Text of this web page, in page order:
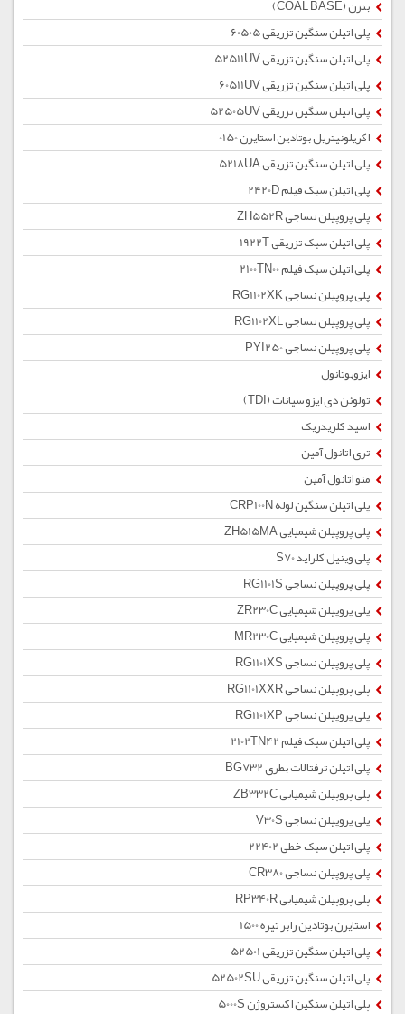
بنزن (COAL BASE)
پلی اتیلن سنگین تزریقی 60505
پلی اتیلن سنگین تزریقی 52511UV
پلی اتیلن سنگین تزریقی 60511UV
پلی اتیلن سنگین تزریقی 52505UV
اکریلونیتریل بوتادین استایرن 0150
پلی اتیلن سنگین تزریقی 5218UA
پلی اتیلن سبک فیلم 2420D
پلی پروپیلن نساجی ZH552R
پلی اتیلن سبک تزریقی 1922T
پلی اتیلن سبک فیلم 2100TN00
پلی پروپیلن نساجی RG1102XK
پلی پروپیلن نساجی RG1102XL
پلی پروپیلن نساجی PYI250
ایزوبوتانول
تولوئن دی ایزو سیانات (TDI)
اسید کلریدریک
تری اتانول آمین
منو اتانول آمین
پلی اتیلن سنگین لوله CRP100N
پلی پروپیلن شیمیایی ZH515MA
پلی وینیل کلراید S70
پلی پروپیلن نساجی RG1101S
پلی پروپیلن شیمیایی ZR230C
پلی پروپیلن شیمیایی MR230C
پلی پروپیلن نساجی RG1101XS
پلی پروپیلن نساجی RG1101XXR
پلی پروپیلن نساجی RG1101XP
پلی اتیلن سبک فیلم 2102TN42
پلی اتیلن ترفتالات بطری BG732
پلی پروپیلن شیمیایی ZB332C
پلی پروپیلن نساجی V30S
پلی اتیلن سبک خطی 22402
پلی پروپیلن نساجی CR380
پلی پروپیلن شیمیایی RP340R
استایرن بوتادین رابر تیره 1500
پلی اتیلن سنگین تزریقی 52501
پلی اتیلن سنگین تزریقی 52502SU
پلی اتیلن سنگین اکستروژن 5000S